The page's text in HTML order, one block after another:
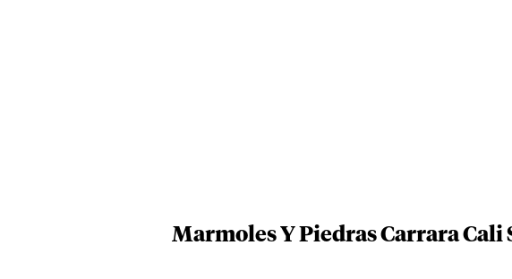
Marmoles Y Piedras Carrara Cali